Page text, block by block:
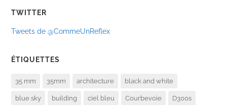
TWITTER
Tweets de @CommeUnReflex
ÉTIQUETTES
35 mm 35mm architecture black and white
blue sky building ciel bleu Courbevoie D300s